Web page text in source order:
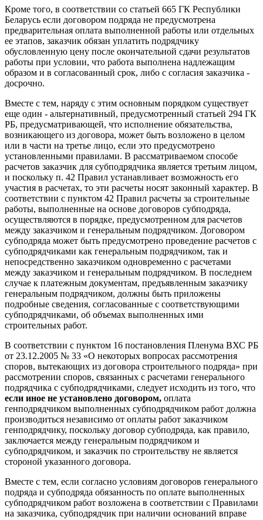
Кроме того, в соответствии со статьей 665 ГК Республики
Беларусь если договором подряда не предусмотрена
предварительная оплата выполненной работы или отдельных
ее этапов, заказчик обязан уплатить подрядчику
обусловленную цену после окончательной сдачи результатов
работы при условии, что работа выполнена надлежащим
образом и в согласованный срок, либо с согласия заказчика -
досрочно.
Вместе с тем, наряду с этим основным порядком существует
еще один - альтернативный, предусмотренный статьей 294 ГК
РБ, предусматривающей, что исполнение обязательства,
возникающего из договора, может быть возложено в целом
или в части на третье лицо, если это предусмотрено
установленными правилами. В рассматриваемом способе
расчетов заказчик для субподрядчика является третьим лицом,
и поскольку п. 42 Правил устанавливает возможность его
участия в расчетах, то эти расчеты носят законный характер. В
соответствии с пунктом 42 Правил расчеты за строительные
работы, выполненные на основе договоров субподряда,
осуществляются в порядке, предусмотренном для расчетов
между заказчиком и генеральным подрядчиком. Договором
субподряда может быть предусмотрено проведение расчетов с
субподрядчиками как генеральным подрядчиком, так и
непосредственно заказчиком одновременно с расчетами
между заказчиком и генеральным подрядчиком. В последнем
случае к платежным документам, предъявленным заказчику
генеральным подрядчиком, должны быть приложены
подробные сведения, согласованные с соответствующими
субподрядчиками, об объемах выполненных ими
строительных работ.
В соответствии с пунктом 16 постановления Пленума ВХС РБ
от 23.12.2005 № 33 «О некоторых вопросах рассмотрения
споров, вытекающих из договора строительного подряда» при
рассмотрении споров, связанных с расчетами генерального
подрядчика с субподрядчиками, следует исходить из того, что
если иное не установлено договором, оплата
генподрядчиком выполненных субподрядчиком работ должна
производиться независимо от оплаты работ заказчиком
генподрядчику, поскольку договор субподряда, как правило,
заключается между генеральным подрядчиком и
субподрядчиком, и заказчик по строительству не является
стороной указанного договора.
Вместе с тем, если согласно условиям договоров генерального
подряда и субподряда обязанность по оплате выполненных
субподрядчиком работ возложена в соответствии с Правилами
на заказчика, субподрядчик при наличии оснований вправе